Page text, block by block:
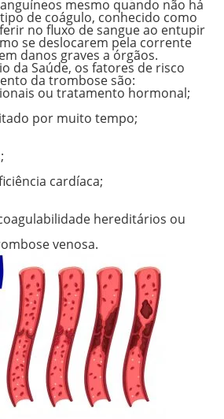
mesmo quando não há
de coágulo, conhecido como
no fluxo de sangue ao entupir
se deslocarem pela corrente
danos graves a órgãos.
da Saúde, os fatores de risco
da trombose são:
ou tratamento hormonal;
por muito tempo;
cardíaca;
hereditários ou
venosa.